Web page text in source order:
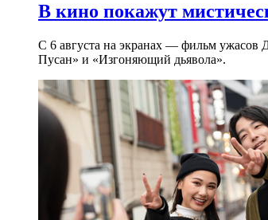
В кино покажут
С 6 августа на экранах — фильм ужасов
Пусан» и «Изгоняющий дьявола».